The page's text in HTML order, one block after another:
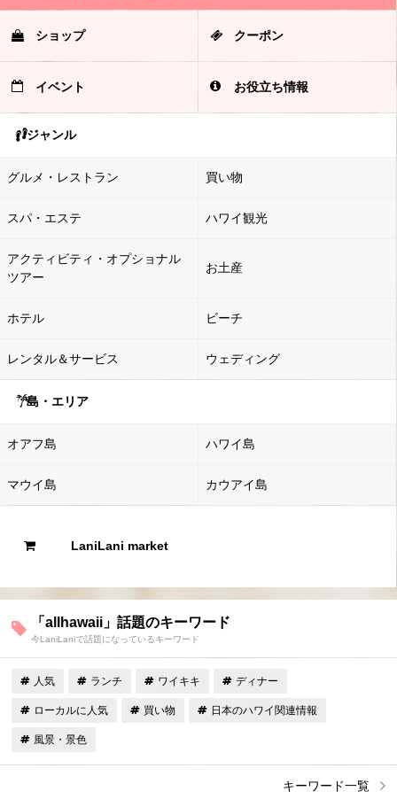
ショップ クーポン
イベント お役立ち情報
ジャンル
グルメ・レストラン 買い物
スパ・エステ ハワイ観光
アクティビティ・オプショナル
ツアー
お土産
ホテル ビーチ
レンタル＆サービス ウェディング
島・エリア
オアフ島 ハワイ島
マウイ島 カウアイ島
LaniLani market
「allhawaii」話題のキーワード
今LaniLaniで話題になっているキーワード
人気 ランチ ワイキキ ディナー
ローカルに人気 買い物 日本のハワイ関連情報
風景・景色
キーワード一覧